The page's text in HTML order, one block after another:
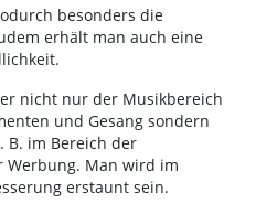
besonders die
erhält man auch eine
nicht nur der Musikbereich
und Gesang sondern
B. im Bereich der
Werbung. Man wird im
erstaunt sein.